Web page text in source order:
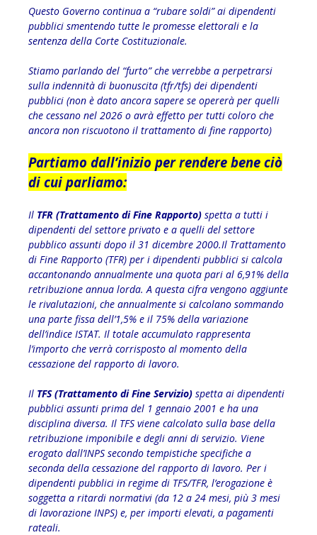
Questo Governo continua a “rubare soldi” ai dipendenti
pubblici smentendo tutte le promesse elettorali e la
sentenza della Corte Costituzionale.
Stiamo parlando del “furto” che verrebbe a perpetrarsi
sulla indennità di buonuscita (tfr/tfs) dei dipendenti
pubblici (non è dato ancora sapere se opererà per quelli
che cessano nel 2026 o avrà effetto per tutti coloro che
ancora non riscuotono il trattamento di fine rapporto)
Partiamo dall’inizio per rendere bene ciò
di cui parliamo:
Il TFR (Trattamento di Fine Rapporto) spetta a tutti i
dipendenti del settore privato e a quelli del settore
pubblico assunti dopo il 31 dicembre 2000.Il Trattamento
di Fine Rapporto (TFR) per i dipendenti pubblici si calcola
accantonando annualmente una quota pari al 6,91% della
retribuzione annua lorda. A questa cifra vengono aggiunte
le rivalutazioni, che annualmente si calcolano sommando
una parte fissa dell’1,5% e il 75% della variazione
dell’indice ISTAT. Il totale accumulato rappresenta
l’importo che verrà corrisposto al momento della
cessazione del rapporto di lavoro.
Il TFS (Trattamento di Fine Servizio) spetta ai dipendenti
pubblici assunti prima del 1 gennaio 2001 e ha una
disciplina diversa. Il TFS viene calcolato sulla base della
retribuzione imponibile e degli anni di servizio. Viene
erogato dall’INPS secondo tempistiche specifiche a
seconda della cessazione del rapporto di lavoro. Per i
dipendenti pubblici in regime di TFS/TFR, l’erogazione è
soggetta a ritardi normativi (da 12 a 24 mesi, più 3 mesi
di lavorazione INPS) e, per importi elevati, a pagamenti
rateali.